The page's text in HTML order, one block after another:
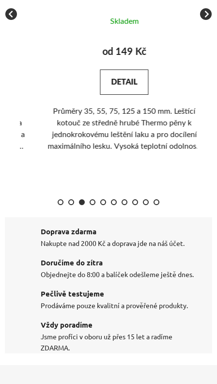
Skladem
od 149 Kč
DETAIL
Průměry 35, 55, 75, 125 a 150 mm. Leštící
kotouč ze středně hrubé Thermo pěny k
jednokrokovému leštění laku a pro docílení
maximálního lesku. Vysoká teplotní odolnost.
Doprava zdarma
Nakupte nad 2000 Kč a doprava jde na náš účet.
Doručíme do zítra
Objednejte do 8:00 a balíček odešleme ještě dnes.
Pečlivě testujeme
Prodáváme pouze kvalitní a prověřené produkty.
Vždy poradíme
Jsme profíci v oboru už přes 15 let a radíme
ZDARMA.